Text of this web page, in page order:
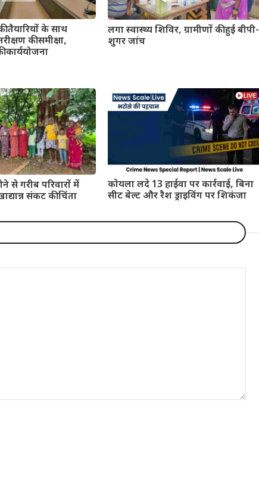
तैयारियों के साथ
की समीक्षा,
कार्ययोजना
लगा स्वास्थ्य शिविर, ग्रामीणों की हुई बीपी-
शुगर जांच
से गरीब परिवारों में
संकट की चिंता
कोयला लदे 13 हाईवा पर कार्रवाई, बिना
सीट बेल्ट और रैश ड्राइविंग पर शिकंजा